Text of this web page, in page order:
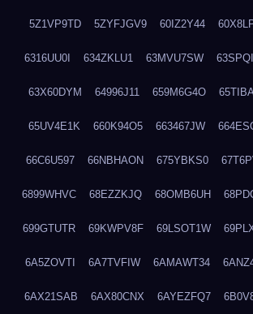
5Z1VP9TD 5ZYFJGV9 60IZ2Y44
6316UU0I 634ZKLU1 63MVU7SW
63X60DYM 64996J11 659M6G4O
65UV4E1K 660K94O5 663467JW
66C6U597 66NBHAON 675YBKS0
6899WHVC 68EZZKJQ 68OMB6UH
699GTUTR 69KWPV8F 69LSOT1W
6A5ZOVTI 6A7TVFIW 6AMAWT34
6AX21SAB 6AX80CNX 6AYEZFQ7